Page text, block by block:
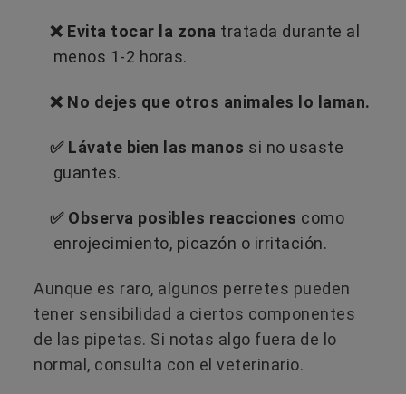
❌ Evita tocar la zona tratada durante al
menos 1-2 horas.
❌ No dejes que otros animales lo laman.
✅ Lávate bien las manos si no usaste
guantes.
✅ Observa posibles reacciones como
enrojecimiento, picazón o irritación.
Aunque es raro, algunos perretes pueden
tener sensibilidad a ciertos componentes
de las pipetas. Si notas algo fuera de lo
normal, consulta con el veterinario.